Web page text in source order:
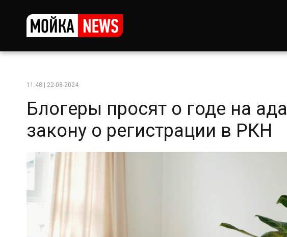
11:48 | 22-08-2024
Блогеры просят о годе на
закону о регистрации в РКН